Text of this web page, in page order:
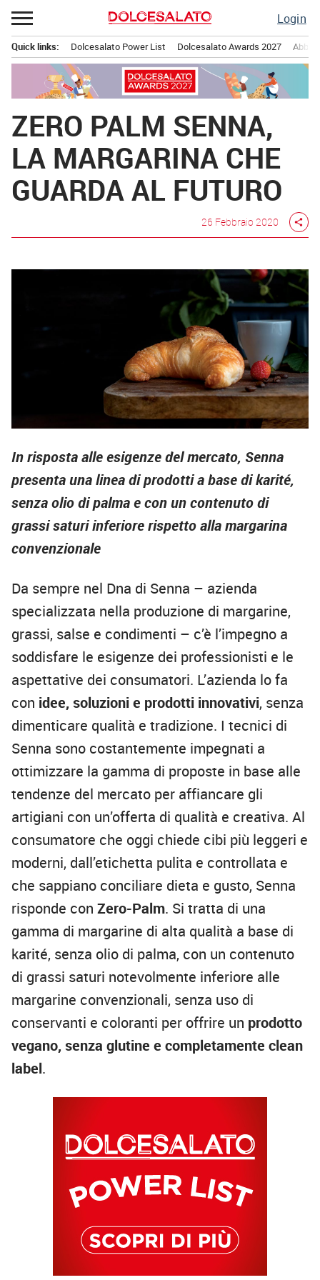
Passa
al
contenuto
Login
principale
Quick links: Dolcesalato Power List Dolcesalato Awards 2027
ZERO PALM SENNA,
LA MARGARINA CHE
GUARDA AL FUTURO
26 Febbraio 2020 share
In risposta alle esigenze del mercato, Senna
presenta una linea di prodotti a base di karité,
senza olio di palma e con un contenuto di
grassi saturi inferiore rispetto alla margarina
convenzionale
Da sempre nel Dna di Senna – azienda
specializzata nella produzione di margarine,
grassi, salse e condimenti – c’è l’impegno a
soddisfare le esigenze dei professionisti e le
aspettative dei consumatori. L’azienda lo fa
con idee, soluzioni e prodotti innovativi, senza
dimenticare qualità e tradizione. I tecnici di
Senna sono costantemente impegnati a
ottimizzare la gamma di proposte in base alle
tendenze del mercato per affiancare gli
artigiani con un’offerta di qualità e creativa. Al
consumatore che oggi chiede cibi più leggeri e
moderni, dall’etichetta pulita e controllata e
che sappiano conciliare dieta e gusto, Senna
risponde con Zero-Palm. Si tratta di una
gamma di margarine di alta qualità a base di
karité, senza olio di palma, con un contenuto
di grassi saturi notevolmente inferiore alle
margarine convenzionali, senza uso di
conservanti e coloranti per offrire un prodotto
vegano, senza glutine e completamente clean
label.